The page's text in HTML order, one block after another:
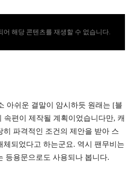
어 해당 콘텐츠를 재생할 수 없습니다.
아쉬운 결말이 암시하듯 원래는 [블
속편이 제작될 계획이었습니다만, 캐
히 파격적인 조건의 제안을 받아 스
체되었다고 하는군요. 역시 팬무비는
등용문으로도 사용되나 봅니다.